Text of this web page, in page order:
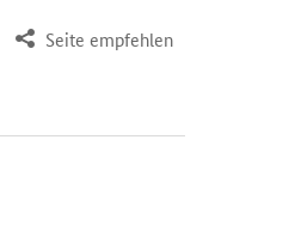
Seite empfehlen